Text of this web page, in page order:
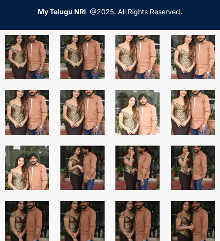
My Telugu NRI @2025. All Rights Reserved.